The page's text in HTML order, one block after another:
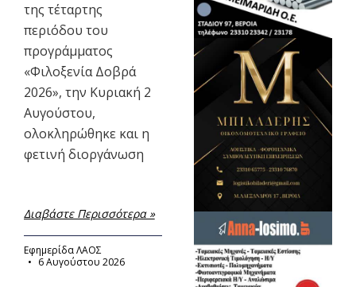
της τέταρτης
περιόδου του
προγράμματος
«Φιλοξενία Δοβρά
2026», την Κυριακή 2
Αυγούστου,
ολοκληρώθηκε και η
φετινή διοργάνωση
Διαβάστε Περισσότερα »
Εφημερίδα ΛΑΟΣ
6 Αυγούστου 2026